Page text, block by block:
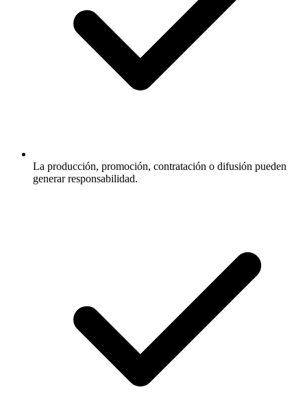
La producción, promoción, contratación o difusión pueden
generar responsabilidad.